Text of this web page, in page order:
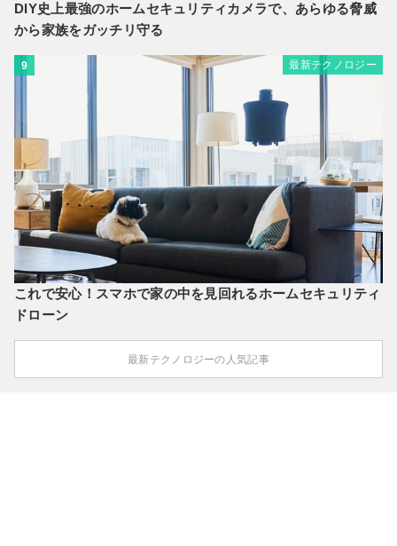
DIY史上最強のホームセキュリティカメラで、あらゆる脅威
から家族をガッチリ守る
9 最新テクノロジー
これで安心！スマホで家の中を見回れるホームセキュリティ
ドローン
最新テクノロジーの人気記事